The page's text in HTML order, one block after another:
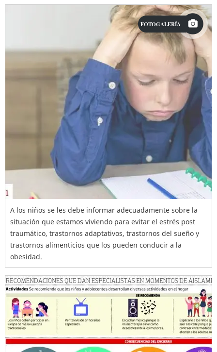
FOTOGALERÍA
A los niños se les debe informar adecuadamente sobre la
situación que estamos viviendo para evitar el estrés post
traumático, trastornos adaptativos, trastornos del sueño y
trastornos alimenticios que los pueden conducir a la
obesidad.